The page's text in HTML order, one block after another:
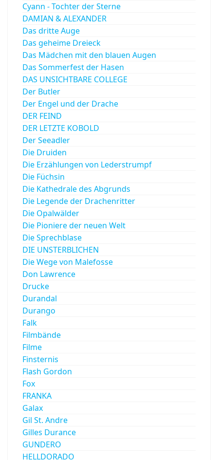
Cyann - Tochter der Sterne
DAMIAN & ALEXANDER
Das dritte Auge
Das geheime Dreieck
Das Mädchen mit den blauen Augen
Das Sommerfest der Hasen
DAS UNSICHTBARE COLLEGE
Der Butler
Der Engel und der Drache
DER FEIND
DER LETZTE KOBOLD
Der Seeadler
Die Druiden
Die Erzählungen von Lederstrumpf
Die Füchsin
Die Kathedrale des Abgrunds
Die Legende der Drachenritter
Die Opalwälder
Die Pioniere der neuen Welt
Die Sprechblase
DIE UNSTERBLICHEN
Die Wege von Malefosse
Don Lawrence
Drucke
Durandal
Durango
Falk
Filmbände
Filme
Finsternis
Flash Gordon
Fox
FRANKA
Galax
Gil St. Andre
Gilles Durance
GUNDERO
HELLDORADO